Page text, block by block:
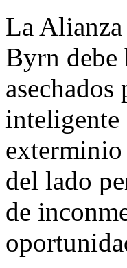
La
Byrn debe
inteligente
exterminio
del lado
de